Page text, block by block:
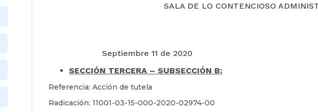
SALA DE LO CONTENCIOSO
Septiembre 11 de 2020
SECCIÓN TERCERA – SUBSECCIÓN B:
Referencia: Acción de tutela
Radicación: 11001-03-15-000-2020-02974-00